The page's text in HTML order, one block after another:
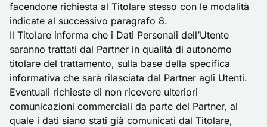
facendone richiesta al Titolare stesso con le modalità
indicate al successivo paragrafo 8.
Il Titolare informa che i Dati Personali dell’Utente
saranno trattati dal Partner in qualità di autonomo
titolare del trattamento, sulla base della specifica
informativa che sarà rilasciata dal Partner agli Utenti.
Eventuali richieste di non ricevere ulteriori
comunicazioni commerciali da parte del Partner, al
quale i dati siano stati già comunicati dal Titolare,